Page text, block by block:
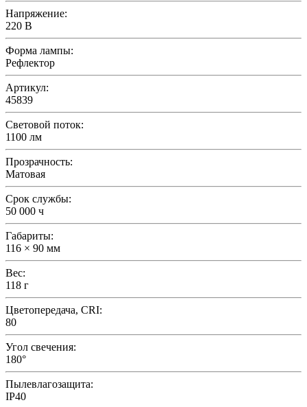
Напряжение:
220 В
Форма лампы:
Рефлектор
Артикул:
45839
Световой поток:
1100 лм
Прозрачность:
Матовая
Срок службы:
50 000 ч
Габариты:
116 × 90 мм
Вес:
118 г
Цветопередача, CRI:
80
Угол свечения:
180°
Пылевлагозащита:
IP40